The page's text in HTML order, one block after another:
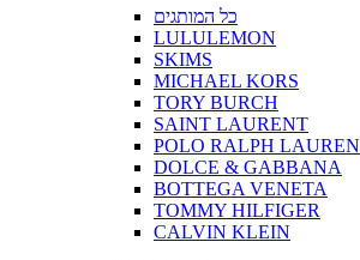
כל המותגים
LULULEMON
SKIMS
MICHAEL KORS
TORY BURCH
SAINT LAURENT
POLO RALPH LAUREN
DOLCE & GABBANA
BOTTEGA VENETA
TOMMY HILFIGER
CALVIN KLEIN